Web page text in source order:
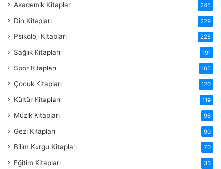
Akademik Kitaplar 245
Din Kitapları 229
Psikoloji Kitapları 225
Sağlık Kitapları 191
Spor Kitapları 165
Çocuk Kitapları 120
Kültür Kitapları 119
Müzik Kitapları 96
Gezi Kitapları 90
Bilim Kurgu Kitapları 70
Eğitim Kitapları 33